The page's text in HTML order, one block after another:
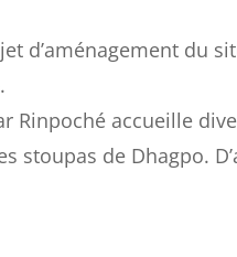
d’aménagement du
Rinpoché accueille
stoupas de Dhagpo.